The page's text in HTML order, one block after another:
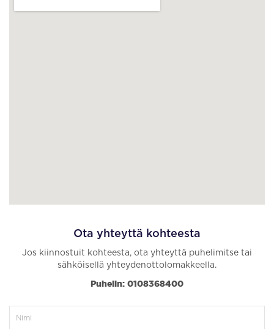
Ota yhteyttä kohteesta
Jos kiinnostuit kohteesta, ota yhteyttä puhelimitse tai
sähköisellä yhteydenottolomakkeella.
Puhelin: 0108368400